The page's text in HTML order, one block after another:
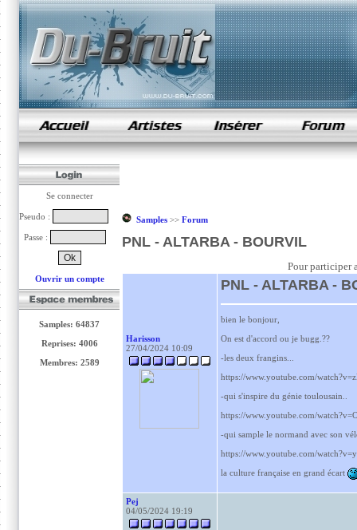
samples de rap
Se connecter
Pseudo :
Passe :
Ouvrir un compte
Samples: 64837
Reprises: 4006
Membres: 2589
Samples>> Forum
PNL - ALTARBA - BOURVIL
Pour participer
Harisson
27/04/2024 10:09
PNL - ALTARBA -
bien le bonjour,
On est d'accord ou je bugg.??
-les deux frangins...
https://www.youtube.com/
-qui s'inspire du génie toulousain..
https://www.youtube.com/
-qui sample le normand avec son
https://www.youtube.com/
la culture française en grand écart
Pej
04/05/2024 19:19